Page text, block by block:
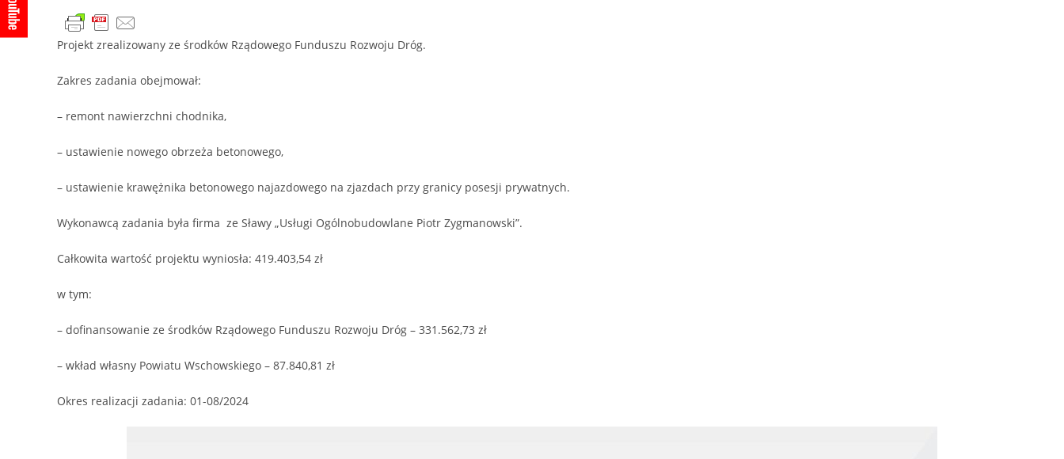
Projekt zrealizowany ze środków Rządowego Funduszu Rozwoju Dróg.
Zakres zadania obejmował:
– remont nawierzchni chodnika,
– ustawienie nowego obrzeża betonowego,
– ustawienie krawężnika betonowego najazdowego na zjazdach przy granicy posesji prywatnych.
Wykonawcą zadania była firma ze Sławy „Usługi Ogólnobudowlane Piotr Zygmanowski”.
Całkowita wartość projektu wyniosła: 419.403,54 zł
w tym:
– dofinansowanie ze środków Rządowego Funduszu Rozwoju Dróg – 331.562,73 zł
– wkład własny Powiatu Wschowskiego – 87.840,81 zł
Okres realizacji zadania: 01-08/2024